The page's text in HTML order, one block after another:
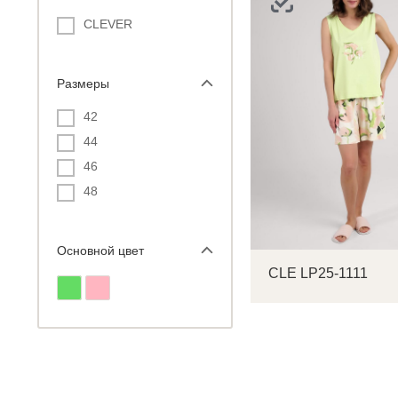
CLEVER
Размеры
42
44
46
48
Основной цвет
CLE LP25-1111